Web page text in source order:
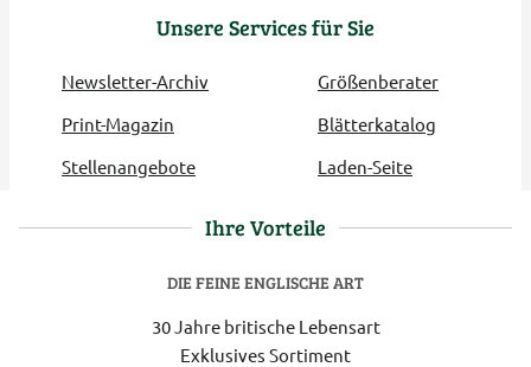
Unsere Services für Sie
Newsletter-Archiv
Größenberater
Print-Magazin
Blätterkatalog
Stellenangebote
Laden-Seite
Ihre Vorteile
DIE FEINE ENGLISCHE ART
30 Jahre britische Lebensart
Exklusives Sortiment